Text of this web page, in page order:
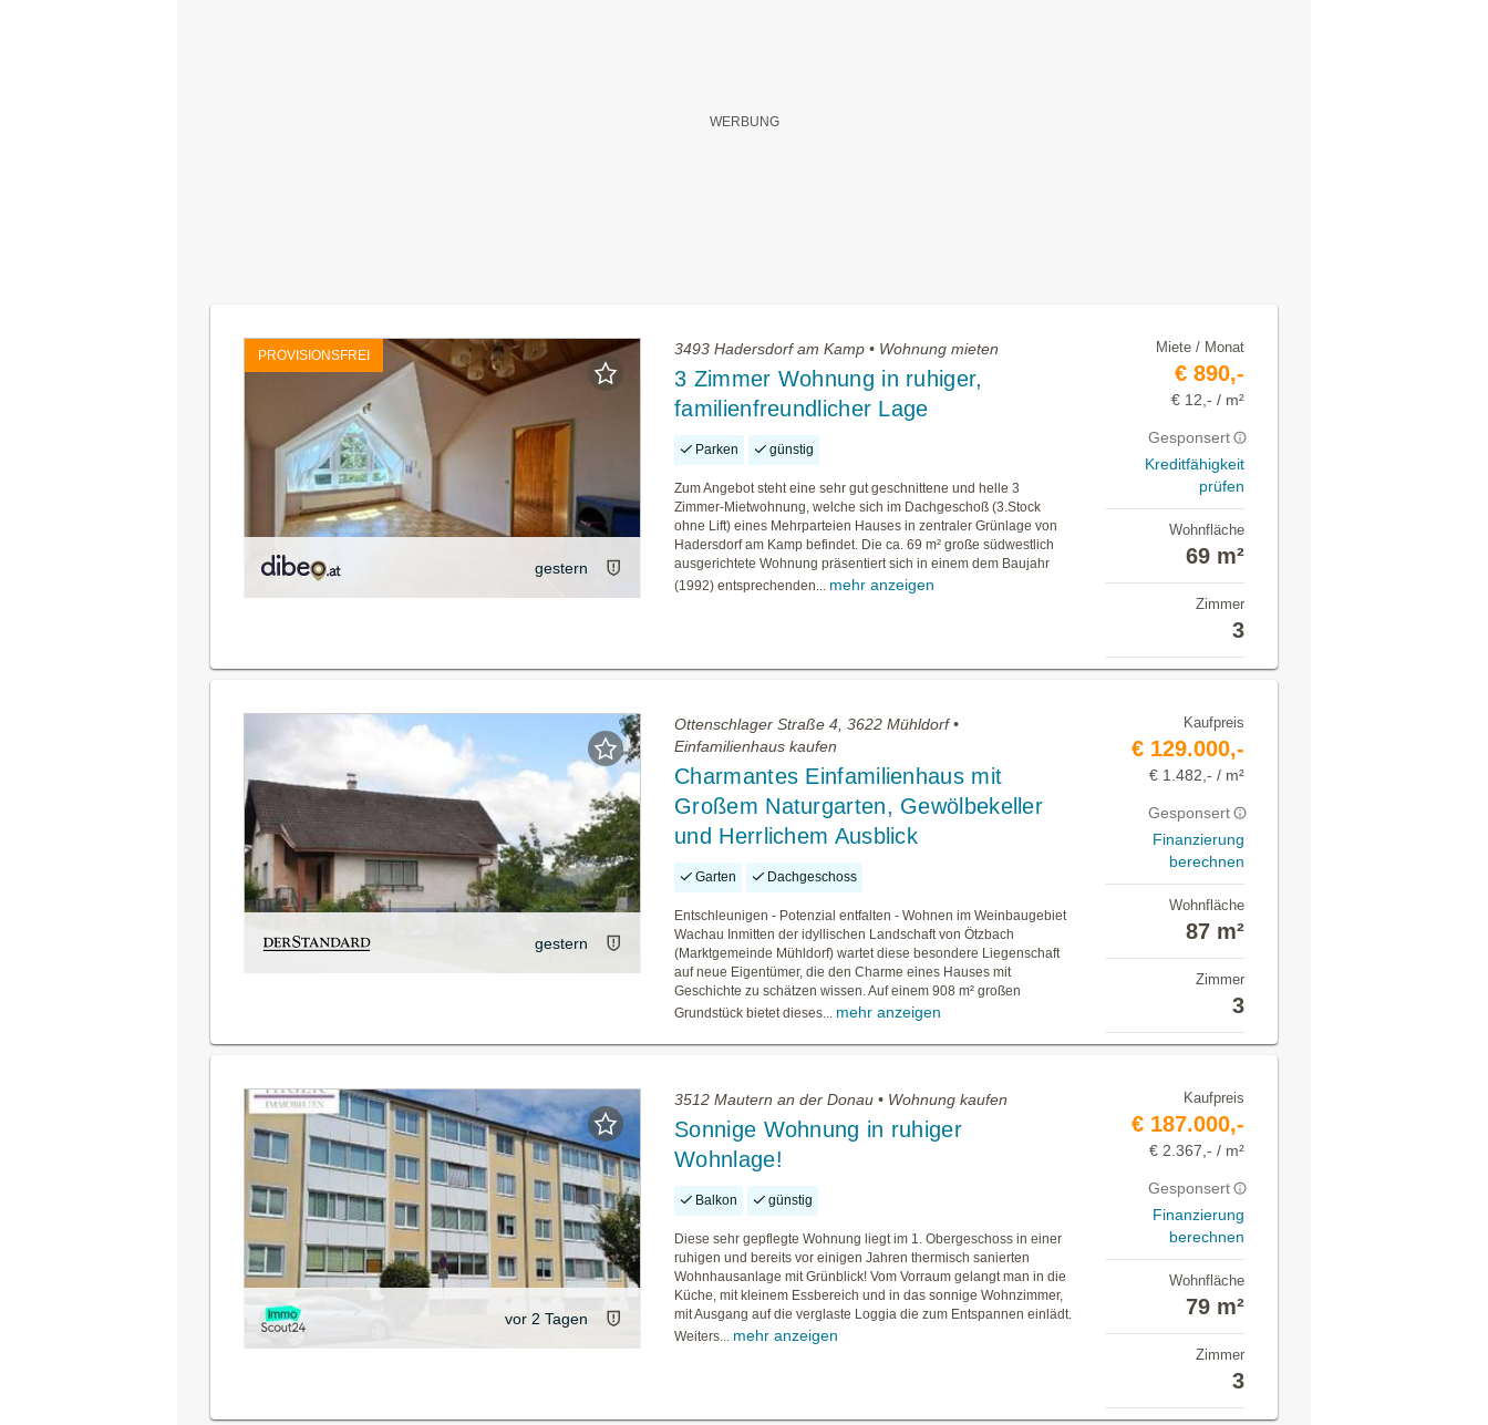
PROVISIONSFREI
gestern
3493 Hadersdorf am Kamp • Wohnung mieten
3 Zimmer Wohnung in ruhiger,
familienfreundlicher Lage
Parken günstig
Zum Angebot steht eine sehr gut geschnittene und helle 3
Zimmer-Mietwohnung, welche sich im Dachgeschoß (3.Stock
ohne Lift) eines Mehrparteien Hauses in zentraler Grünlage von
Hadersdorf am Kamp befindet. Die ca. 69 m² große südwestlich
ausgerichtete Wohnung präsentiert sich in einem dem Baujahr
(1992) entsprechenden... mehr anzeigen
Miete / Monat
€ 890,-
€ 12,- / m²
Gesponsert
Kreditfähigkeit
prüfen
Wohnfläche
69 m²
Zimmer
3
gestern
Ottenschlager Straße 4, 3622 Mühldorf •
Einfamilienhaus kaufen
Charmantes Einfamilienhaus mit
Großem Naturgarten, Gewölbekeller
und Herrlichem Ausblick
Garten Dachgeschoss
Entschleunigen - Potenzial entfalten - Wohnen im Weinbaugebiet
Wachau Inmitten der idyllischen Landschaft von Ötzbach
(Marktgemeinde Mühldorf) wartet diese besondere Liegenschaft
auf neue Eigentümer, die den Charme eines Hauses mit
Geschichte zu schätzen wissen. Auf einem 908 m² großen
Grundstück bietet dieses... mehr anzeigen
Kaufpreis
€ 129.000,-
€ 1.482,- / m²
Gesponsert
Finanzierung
berechnen
Wohnfläche
87 m²
Zimmer
3
vor 2 Tagen
3512 Mautern an der Donau • Wohnung kaufen
Sonnige Wohnung in ruhiger
Wohnlage!
Balkon günstig
Diese sehr gepflegte Wohnung liegt im 1. Obergeschoss in einer
ruhigen und bereits vor einigen Jahren thermisch sanierten
Wohnhausanlage mit Grünblick! Vom Vorraum gelangt man in die
Küche, mit kleinem Essbereich und in das sonnige Wohnzimmer,
mit Ausgang auf die verglaste Loggia die zum Entspannen einlädt.
Weiters... mehr anzeigen
Kaufpreis
€ 187.000,-
€ 2.367,- / m²
Gesponsert
Finanzierung
berechnen
Wohnfläche
79 m²
Zimmer
3